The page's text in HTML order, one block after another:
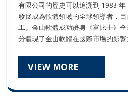
分
析
有限公司的歷史可以追溯到 1988
發展成為軟體領域的全球領導者，
工。金山軟體成功躋身《富比士》
分體現了金山軟體在國際市場的影
VIEW MORE
MORE